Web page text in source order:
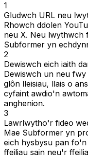
1
Gludwch URL neu
Rhowch ddolen
neu X. Neu lwythwch
Subformer yn
2
Dewiswch eich iaith
Dewiswch un neu
glôn lleisiau, llais o
cyfaint awdio'n
anghenion.
3
Lawrlwytho'r fideo
Mae Subformer yn
eich hysbysu pan
ffeiliau sain neu'r